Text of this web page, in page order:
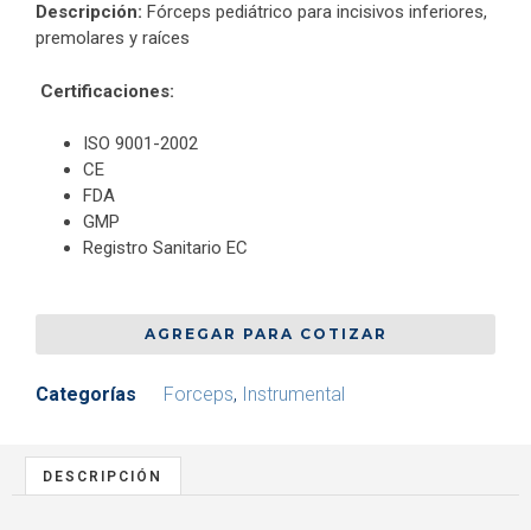
Descripción: Fórceps pediátrico para incisivos inferiores,
premolares y raíces
Certificaciones:
ISO 9001-2002
CE
FDA
GMP
Registro Sanitario EC
AGREGAR PARA COTIZAR
Categorías Forceps, Instrumental
DESCRIPCIÓN